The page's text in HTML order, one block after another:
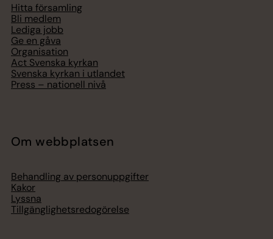
Hitta församling
Bli medlem
Lediga jobb
Ge en gåva
Organisation
Act Svenska kyrkan
Svenska kyrkan i utlandet
Press – nationell nivå
Om webbplatsen
Behandling av personuppgifter
Kakor
Lyssna
Tillgänglighetsredogörelse